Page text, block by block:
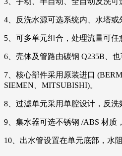
4、反洗水源可选系统内、水塔或
5、可多单元组合，处理流量可任
6、壳体及管路由碳钢 Q235B、
7、核心部件采用原装进口
SIEMEN、MITSUBISHI)。
8、过滤单元采用单腔设计，反洗
9、集水器可选不锈钢 /ABS 材质
10、出水管设置在单元底部，水